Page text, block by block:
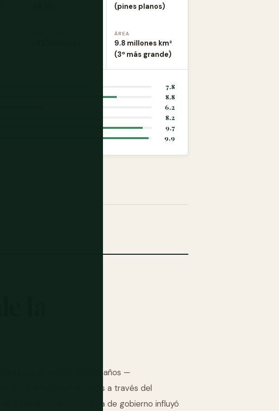
(pines planos)
ÁREA
9.8 millones km²
(3º más grande)
7.8
8.8
6.2
8.2
9.7
9.9
por al menos 15,000 años —
de civilizaciones distintas a través del
noreste, cuya estructura de gobierno influyó